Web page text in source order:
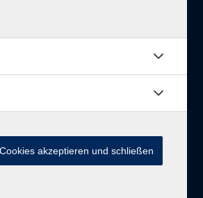
8457-0
50
akzeptieren und schließen